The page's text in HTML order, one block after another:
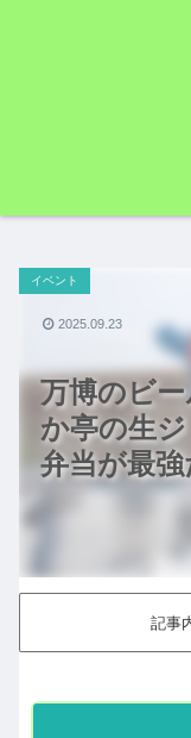
万博のビ
か亭の生
弁当が最
イベント
2025.09.23
記事